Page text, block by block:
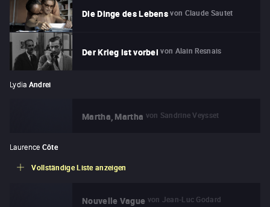
Die Dinge des Lebens von Claude Sautet
Der Krieg ist vorbei von Alain Resnais
Lydia Andrei
Martha, Martha von Sandrine Veysset
Laurence Côte
Vollständige Liste anzeigen
Nouvelle Vague von Jean-Luc Godard